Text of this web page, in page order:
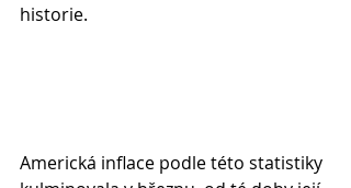
historie.
Americká inflace podle této statistiky